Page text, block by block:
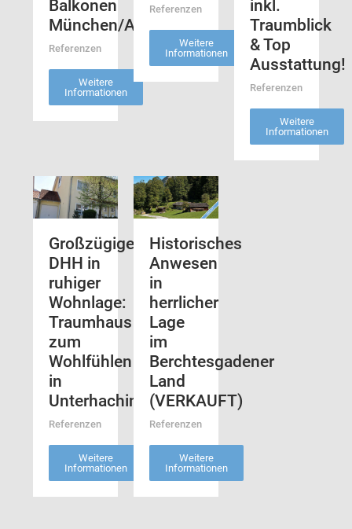
Balkonen
München/Auenstraße
Referenzen
Weitere
Informationen
Referenzen
Weitere
Informationen
inkl.
Traumblick
& Top
Ausstattung!
Referenzen
Weitere
Informationen
Großzügige
DHH in
ruhiger
Wohnlage:
Traumhaus
zum
Wohlfühlen
in
Unterhaching
Referenzen
Weitere
Informationen
Historisches
Anwesen
in
herrlicher
Lage
im
Berchtesgadener
Land
(VERKAUFT)
Referenzen
Weitere
Informationen